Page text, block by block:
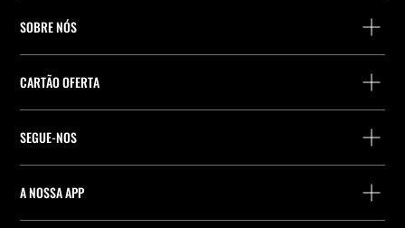
Localiza a tua encomenda
Localizador de pontos de entrega
Preferências de cookies
SOBRE NÓS
Empresa
Company Profile
CARTÃO OFERTA
Compra de Cartão Presente
SEGUE-NOS
A NOSSA APP